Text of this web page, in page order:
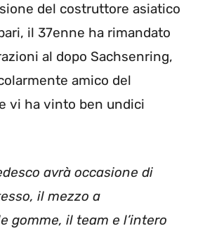
del costruttore asiatico
il 37enne ha rimandato
al dopo Sachsenring,
amico del
vi ha vinto ben undici
avrà occasione di
il mezzo a
gomme, il team e l’intero